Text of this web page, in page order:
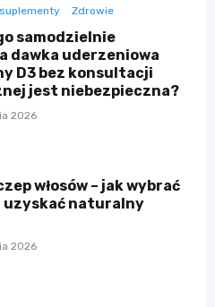
Zdrowie
samodzielnie
dawka uderzeniowa
D3 bez konsultacji
jest niebezpieczna?
2026
włosów – jak wybrać
uzyskać naturalny
2026